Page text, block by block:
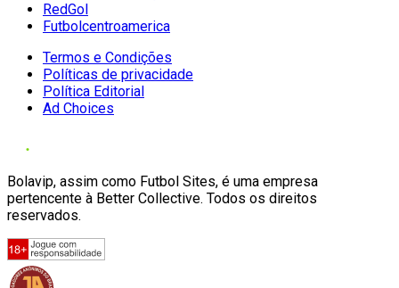
RedGol
Futbolcentroamerica
Termos e Condições
Políticas de privacidade
Política Editorial
Ad Choices
Bolavip, assim como Futbol Sites, é uma empresa
pertencente à Better Collective. Todos os direitos
reservados.